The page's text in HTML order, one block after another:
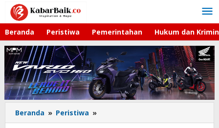
Lewati
konten
Beranda Peristiwa Pemerintahan Hukum dan
Beranda » Peristiwa »
di